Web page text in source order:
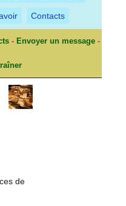
Contacts
- Envoyer un message-
de